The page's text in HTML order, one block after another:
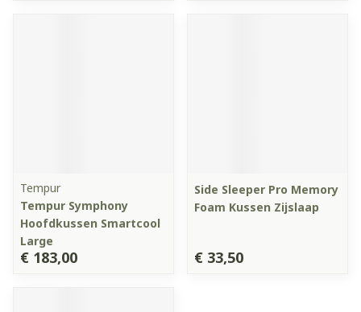
Tempur
Tempur Symphony
Hoofdkussen Smartcool
Large
€ 183,00
Side Sleeper Pro Memory
Foam Kussen Zijslaap
€ 33,50